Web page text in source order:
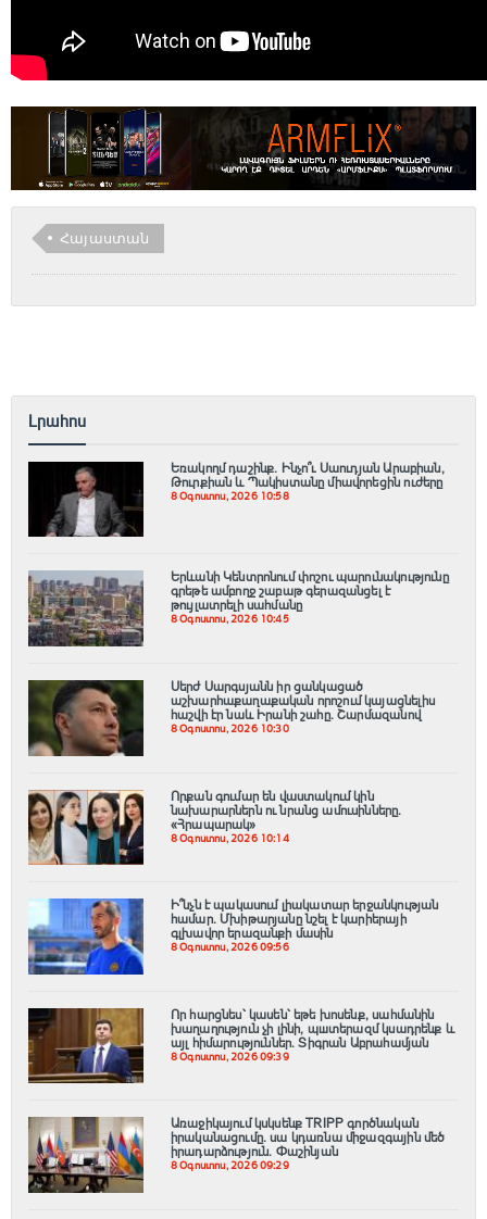
Հայաստան
Լրահոս
Եռակողմ դաշինք․ Ինչո՞ւ Սաուդյան Արաբիան,
Թուրքիան և Պակիստանը միավորեցին ուժերը
8 Օգոստոս, 2026 10:58
Երևանի Կենտրոնում փոշու պարունակությունը
գրեթե ամբողջ շաբաթ գերազանցել է
թույլատրելի սահմանը
8 Օգոստոս, 2026 10:45
Սերժ Սարգսյանն իր ցանկացած
աշխարհաքաղաքական որոշում կայացնելիս
հաշվի էր նաև Իրանի շահը. Շարմազանով
8 Օգոստոս, 2026 10:30
Որքան գումար են վաստակում կին
նախարարներն ու նրանց ամուսինները.
«Հրապարակ»
8 Օգոստոս, 2026 10:14
Ի՞նչն է պակասում լիակատար երջանկության
համար. Մխիթարյանը նշել է կարիերայի
գլխավոր երազանքի մասին
8 Օգոստոս, 2026 09:56
Որ հարցնես՝ կասեն՝ եթե խոսենք, սահմանին
խաղաղություն չի լինի, պшտերազմ կuադրենք և
այլ հիմարnւթյուններ․ Տիգրան Աբրահամյան
8 Օգոստոս, 2026 09:39
Առաջիկայում կսկսենք TRIPP գործնական
իրականացումը․ սա կդառնա միջազգային մեծ
իրադարձություն․ Փաշինյան
8 Օգոստոս, 2026 09:29